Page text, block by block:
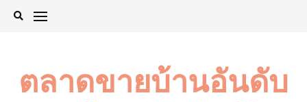
Skip
ตลาดขายบ้านอันดับ